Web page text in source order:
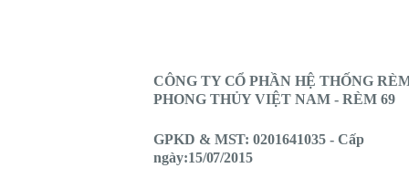
CÔNG TY CỔ PHẦN HỆ THỐNG
PHONG THỦY VIỆT NAM - RÈM 69
GPKD & MST: 0201641035 - Cấp
ngày:15/07/2015